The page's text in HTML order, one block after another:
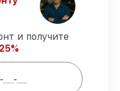
–
после
и получите